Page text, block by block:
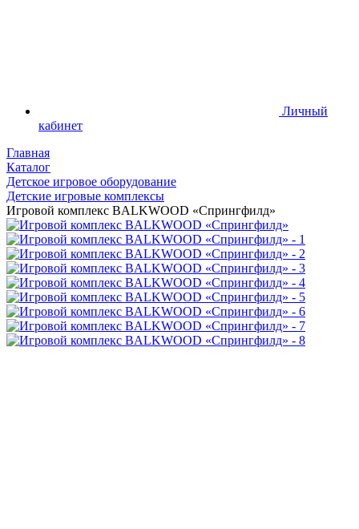
Личный
кабинет
Главная
Каталог
Детское игровое оборудование
Детские игровые комплексы
Игровой комплекс BALKWOOD «Спрингфилд»